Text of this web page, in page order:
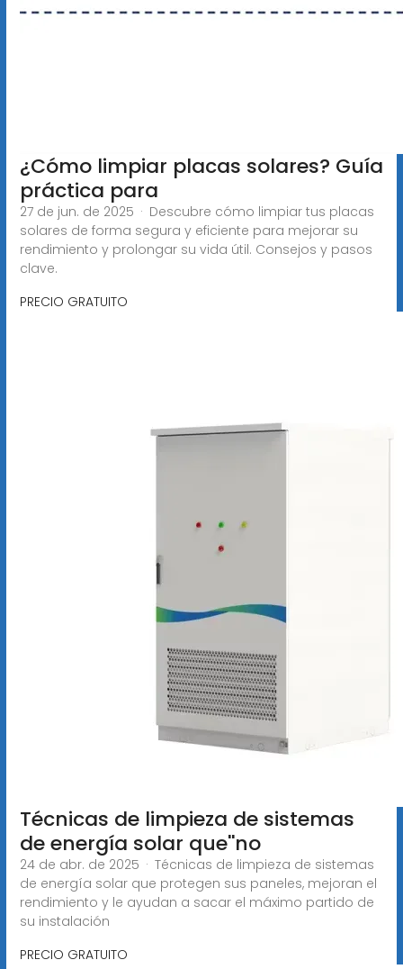
¿Cómo limpiar placas solares? Guía
práctica para
27 de jun. de 2025 · Descubre cómo limpiar tus placas
solares de forma segura y eficiente para mejorar su
rendimiento y prolongar su vida útil. Consejos y pasos
clave.
PRECIO GRATUITO
Técnicas de limpieza de sistemas
de energía solar que''no
24 de abr. de 2025 · Técnicas de limpieza de sistemas
de energía solar que protegen sus paneles, mejoran el
rendimiento y le ayudan a sacar el máximo partido de
su instalación
PRECIO GRATUITO